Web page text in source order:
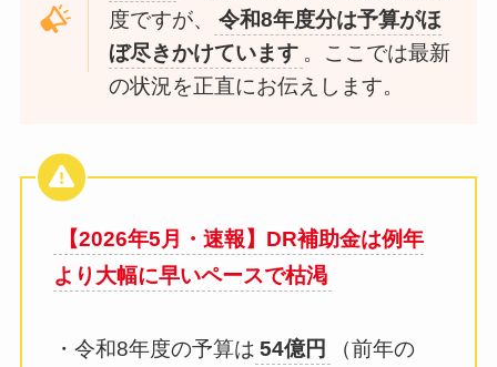
度ですが、
令和8年度分は予算がほ
ぼ尽きかけています 。ここでは最新
の状況を正直にお伝えします。
【2026年5月・速報】DR補助金は例年
より大幅に早いペースで枯渇
・令和8年度の予算は 54億円
（前年の